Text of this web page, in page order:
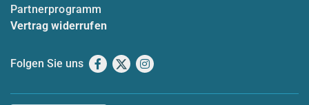
Partnerprogramm
Vertrag widerrufen
Folgen Sie uns Facebook
X Instagram